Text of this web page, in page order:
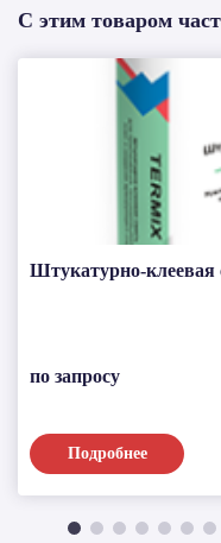
С этим товаром
Штукатурно-клеевая
по запросу
Подробнее